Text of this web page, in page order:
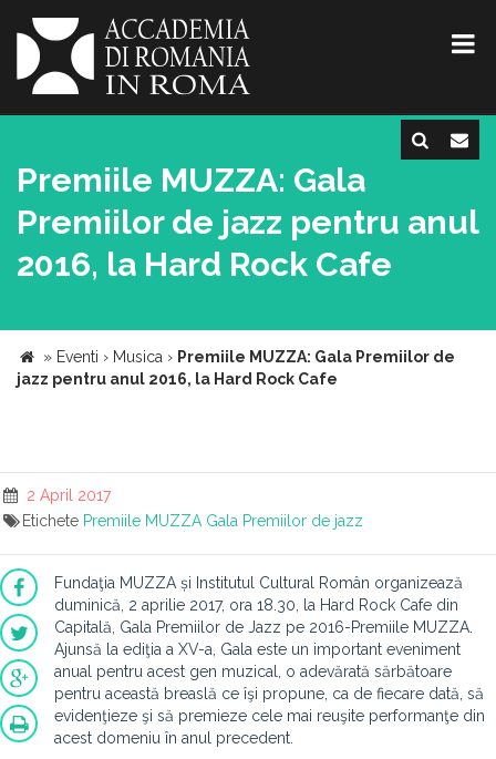
Premiile MUZZA: Gala
Premiilor de jazz pentru anul
2016, la Hard Rock Cafe
» Eventi › Musica › Premiile MUZZA: Gala Premiilor de
jazz pentru anul 2016, la Hard Rock Cafe
2 April 2017
Etichete Premiile MUZZA Gala Premiilor de jazz
Fundaţia MUZZA și Institutul Cultural Român organizează
duminică, 2 aprilie 2017, ora 18.30, la Hard Rock Cafe din
Capitală, Gala Premiilor de Jazz pe 2016-Premiile MUZZA.
Ajunsă la ediţia a XV-a, Gala este un important eveniment
anual pentru acest gen muzical, o adevărată sărbătoare
pentru această breaslă ce îşi propune, ca de fiecare dată, să
evidenţieze şi să premieze cele mai reuşite performanţe din
acest domeniu în anul precedent.